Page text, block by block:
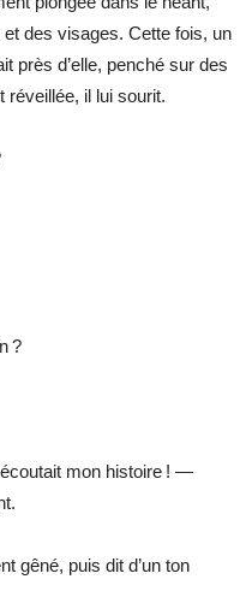
des visages. Cette fois, un
près d’elle, penché sur des
réveillée, il lui sourit.
?
mon histoire ! —
gêné, puis dit d’un ton